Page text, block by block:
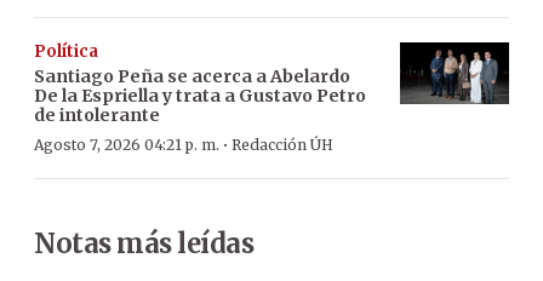
Política
Santiago Peña se acerca a Abelardo
De la Espriella y trata a Gustavo Petro
de intolerante
Agosto 7, 2026 04:21 p. m. · Redacción ÚH
Notas más leídas